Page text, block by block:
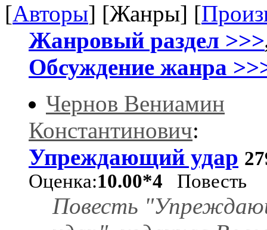
[Авторы] [Жанры] [
Жанровый раздел >>>
Обсуждение жанра
Чернов Вениамин
Константинович:
Упреждающий удар
Оценка:10.00*4 Повесть
Повесть